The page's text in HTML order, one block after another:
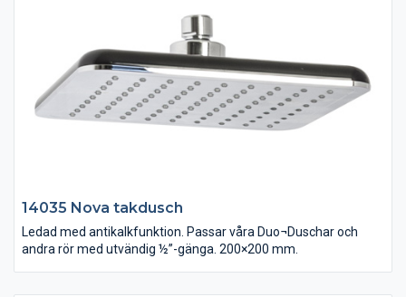
14035 Nova takdusch
Ledad med antikalkfunktion. Passar våra Duo¬Duschar och
andra rör med utvändig ½”-gänga. 200×200 mm.